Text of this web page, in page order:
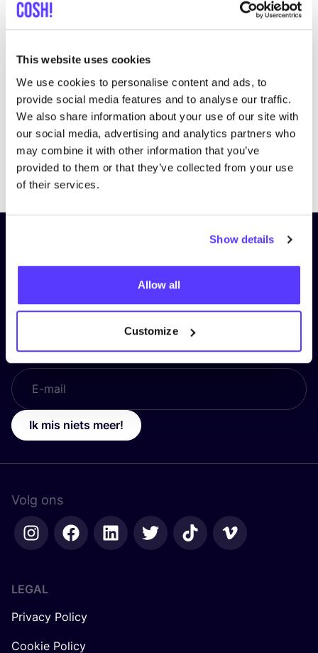
This website uses cookies
We use cookies to personalise content and ads, to
provide social media features and to analyse our traffic.
We also share information about your use of our site with
our social media, advertising and analytics partners who
may combine it with other information that you’ve
provided to them or that they’ve collected from your use
of their services.
Show details
Allow all
Customize
PreviousNext
Schrijf je in op onze nieuwsbrief
en blijf op de hoogte!
Ik mis niets meer!
Volg ons
LEGAL
Privacy Policy
Cookie Policy